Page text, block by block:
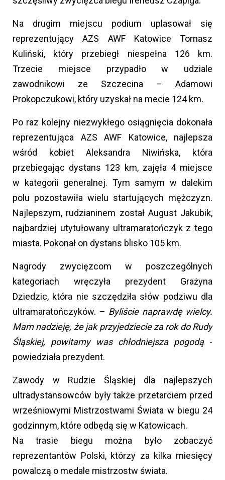
Na drugim miejscu podium uplasował się
reprezentujący AZS AWF Katowice Tomasz
Kuliński, który przebiegł niespełna 126 km.
Trzecie miejsce przypadło w udziale
zawodnikowi ze Szczecina – Adamowi
Prokopczukowi, który uzyskał na mecie 124 km.
Po raz kolejny niezwykłego osiągnięcia dokonała
reprezentująca AZS AWF Katowice, najlepsza
wśród kobiet Aleksandra Niwińska, która
przebiegając dystans 123 km, zajęła 4 miejsce
w kategorii generalnej. Tym samym w dalekim
polu pozostawiła wielu startujących mężczyzn.
Najlepszym, rudzianinem został August Jakubik,
najbardziej utytułowany ultramaratończyk z tego
miasta. Pokonał on dystans blisko 105 km.
Nagrody zwycięzcom w poszczególnych
kategoriach wręczyła prezydent Grażyna
Dziedzic, która nie szczędziła słów podziwu dla
ultramaratończyków. – Byliście naprawdę wielcy.
Mam nadzieję, że jak przyjedziecie za rok do Rudy
Śląskiej, powitamy was chłodniejsza pogodą -
powiedziała prezydent.
Zawody w Rudzie Śląskiej dla najlepszych
ultradystansowców były także przetarciem przed
wrześniowymi Mistrzostwami Świata w biegu 24
godzinnym, które odbędą się w Katowicach.
Na trasie biegu można było zobaczyć
reprezentantów Polski, którzy za kilka miesięcy
powalczą o medale mistrzostw świata.